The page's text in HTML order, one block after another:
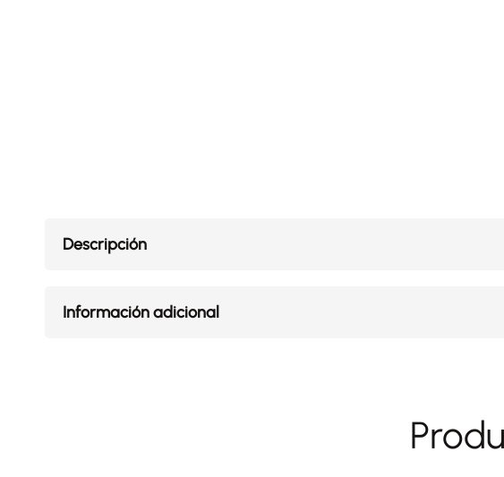
Descripción
Información adicional